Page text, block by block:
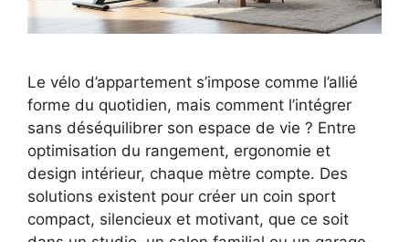
Le vélo d’appartement s’impose comme l’allié
forme du quotidien, mais comment l’intégrer
sans déséquilibrer son espace de vie ? Entre
optimisation du rangement, ergonomie et
design intérieur, chaque mètre compte. Des
solutions existent pour créer un coin sport
compact, silencieux et motivant, que ce soit